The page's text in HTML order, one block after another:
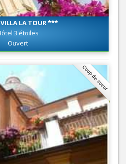
LA TOUR ***
3 étoiles
Ouvert
Coup de coeur